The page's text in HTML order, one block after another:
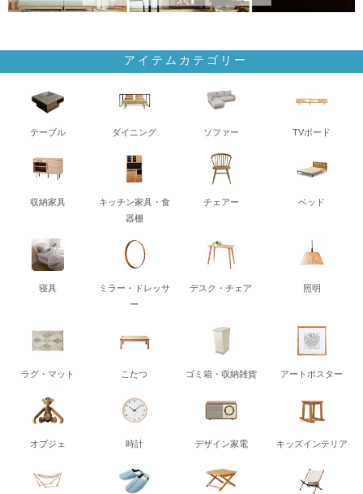
アイテムカテゴリー
テーブル ダイニング ソファー TVボード
収納家具
キッチン家具・食
器棚
チェアー ベッド
寝具
ミラー・ドレッサ
ー
デスク・チェア 照明
ラグ・マット こたつ ゴミ箱・収納雑貨 アートポスター
オブジェ 時計 デザイン家電 キッズインテリア